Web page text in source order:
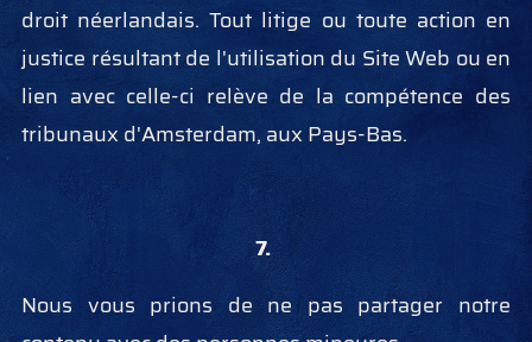
droit néerlandais. Tout litige ou toute action en
justice résultant de l'utilisation du Site Web ou en
lien avec celle-ci relève de la compétence des
tribunaux d'Amsterdam, aux Pays-Bas.
7.
Nous vous prions de ne pas partager notre